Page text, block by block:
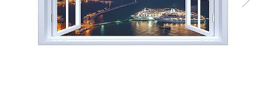
Tablouri canvas personalizate